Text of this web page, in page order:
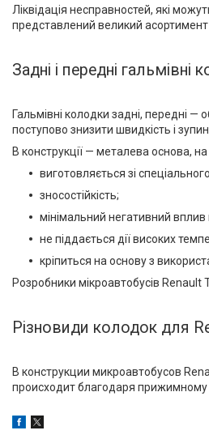
Задні колеса 1
Виробник
Rider
Товари та послуги
Запчастини для
мікроавтобусів
Запчастини для автомобілів
Свічки запалювання і
Автомобільні лампочки
Авто аксесуари, Інструмент,
Ліквідація несправностей, які
представлений великий
Задні і передні
Гальмівні колодки задні, передні
поступово знизити швидкість і
В конструкції — металева основа,
виготовляється зі
зносостійкість;
мінімальний негативний вплив
не піддається дії високих
кріпиться на основу з
Розробники мікроавтобусів Renault
Різновиди колодок для
В конструкции микроавтобусов
происходит благодаря прижимному